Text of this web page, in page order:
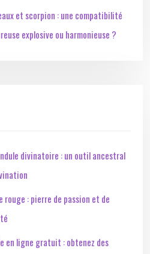
et scorpion : une compatibilité
explosive ou harmonieuse ?
divinatoire : un outil ancestral
rouge : pierre de passion et de
en ligne gratuit : obtenez des